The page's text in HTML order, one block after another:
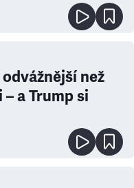
než
a Trump si